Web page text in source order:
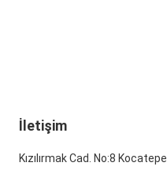
İletişim
Kızılırmak Cad. No:8 Kocatepe